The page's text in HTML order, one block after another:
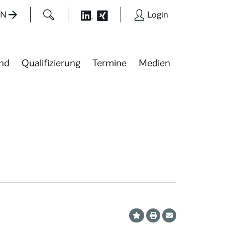
Login
Qualifizierung Termine Medien